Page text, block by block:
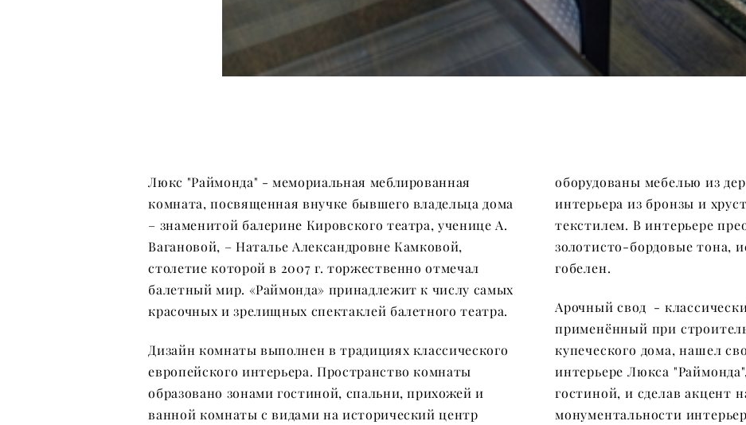
Люкс "Раймонда" - мемориальная меблированная
комната, посвященная внучке бывшего владельца дома
– знаменитой балерине Кировского театра, ученице А.
Вагановой, – Наталье Александровне Камковой,
столетие которой в 2007 г. торжественно отмечал
балетный мир. «Раймонда» принадлежит к числу самых
красочных и зрелищных спектаклей балетного театра.
Дизайн комнаты выполнен в традициях классического
европейского интерьера. Пространство комнаты
образовано зонами гостиной, спальни, прихожей и
ванной комнаты с видами на исторический центр
оборудованы мебелью из
интерьера из бронзы и
текстилем. В интерьере
золотисто-бордовые тона,
гобелен.
Арочный свод -
применённый при
купеческого дома, нашел
интерьере Люкса
гостиной, и сделав акцент
монументальности